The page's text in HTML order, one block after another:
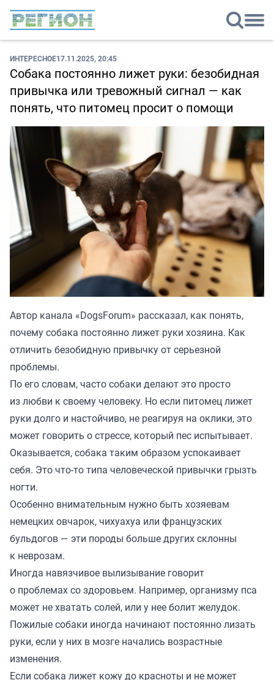
ИНТЕРЕСНОЕ17.11.2025, 20:45
Собака постоянно лижет руки: безобидная
привычка или тревожный сигнал — как
понять, что питомец просит о помощи
Автор канала «DogsForum» рассказал, как понять,
почему собака постоянно лижет руки хозяина. Как
отличить безобидную привычку от серьезной
проблемы.
По его словам, часто собаки делают это просто
из любви к своему человеку. Но если питомец лижет
руки долго и настойчиво, не реагируя на оклики, это
может говорить о стрессе, который пес испытывает.
Оказывается, собака таким образом успокаивает
себя. Это что-то типа человеческой привычки грызть
ногти.
Особенно внимательным нужно быть хозяевам
немецких овчарок, чихуахуа или французских
бульдогов — эти породы больше других склонны
к неврозам.
Иногда навязчивое вылизывание говорит
о проблемах со здоровьем. Например, организму пса
может не хватать солей, или у нее болит желудок.
Пожилые собаки иногда начинают постоянно лизать
руки, если у них в мозге начались возрастные
изменения.
Если собака лижет кожу до красноты и не может